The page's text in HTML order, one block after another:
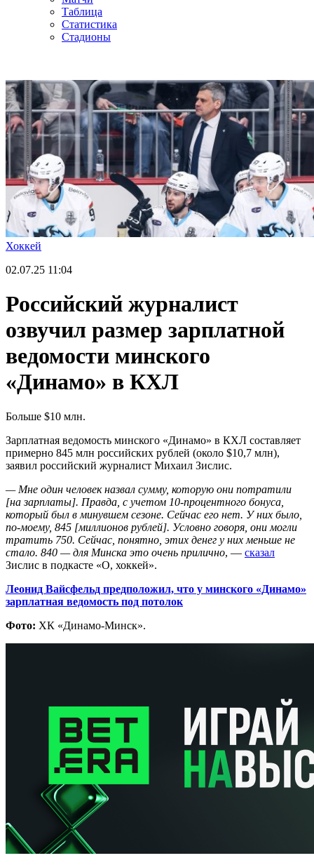
Таблица
Статистика
Стадионы
Хоккей
02.07.25 11:04
Российский журналист
озвучил размер зарплатной
ведомости минского
«Динамо» в КХЛ
Больше $10 млн.
Зарплатная ведомость минского «Динамо» в КХЛ составляет
примерно 845 млн российских рублей (около $10,7 млн),
заявил российский журналист Михаил Зислис.
— Мне один человек назвал сумму, которую они потратили
[на зарплаты]. Правда, с учетом 10-процентного бонуса,
который был в минувшем сезоне. Сейчас его нет. У них было,
по-моему, 845 [миллионов рублей]. Условно говоря, они могли
тратить 750. Сейчас, понятно, этих денег у них меньше не
стало. 840 — для Минска это очень прилично, — сказал
Зислис в подкасте «О, хоккей».
Леонид Вайсфельд предположил, что у минского «Динамо»
зарплатная ведомость под потолок
Фото: ХК «Динамо-Минск».